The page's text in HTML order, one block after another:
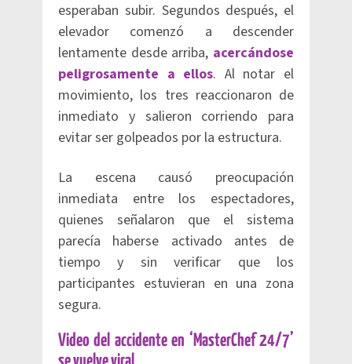
esperaban subir. Segundos después, el
elevador comenzó a descender
lentamente desde arriba, acercándose
peligrosamente a ellos. Al notar el
movimiento, los tres reaccionaron de
inmediato y salieron corriendo para
evitar ser golpeados por la estructura.
La escena causó preocupación
inmediata entre los espectadores,
quienes señalaron que el sistema
parecía haberse activado antes de
tiempo y sin verificar que los
participantes estuvieran en una zona
segura.
Video del accidente en ‘MasterChef 24/7’